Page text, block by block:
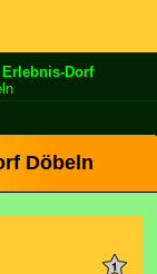
Erlebnis-Dorf
Döbeln